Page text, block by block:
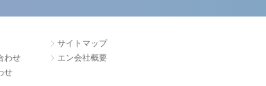
わせ
せ
サイトマップ
エン会社概要